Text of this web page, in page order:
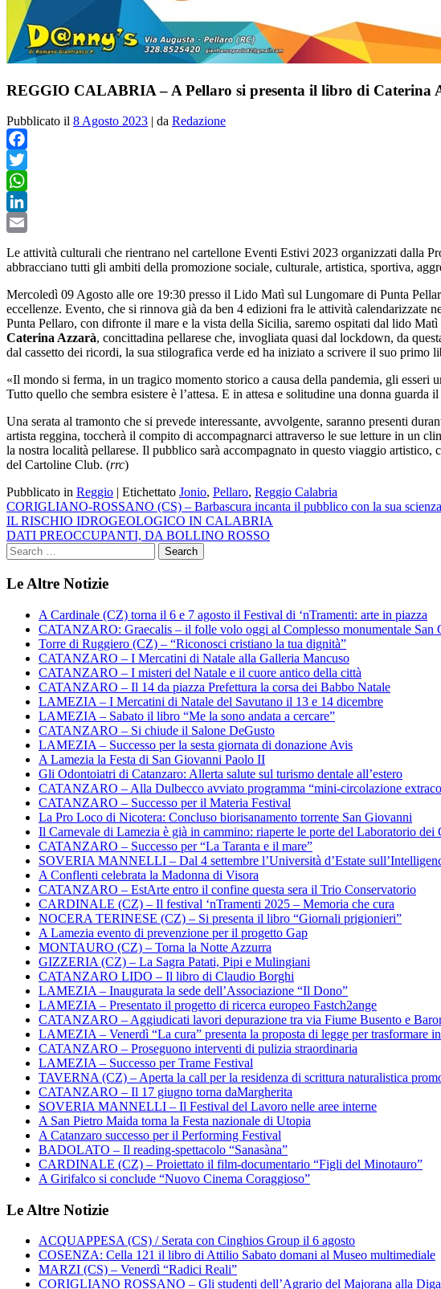
REGGIO CALABRIA – A Pellaro si presenta il libro di Caterina
Pubblicato il 8 Agosto 2023 | da Redazione
Facebook
Twitter
WhatsApp
LinkedIn
Le attività culturali che rientrano nel cartellone Eventi Estivi 2023 organizzati dalla
abbracciano tutti gli ambiti della promozione sociale, culturale, artistica, sportiva,
Mercoledì 09 Agosto alle ore 19:30 presso il Lido Matì sul Lungomare di Punta
eccellenze. Evento, che si rinnova già da ben 4 edizioni fra le attività
Punta Pellaro, con difronte il mare e la vista della Sicilia, saremo ospitati dal lido
Caterina Azzarà, concittadina pellarese che, invogliata quasi dal lockdown, da
dal cassetto dei ricordi, la sua stilografica verde ed ha iniziato a scrivere il suo primo
«Il mondo si ferma, in un tragico momento storico a causa della pandemia, gli esseri
Tutto quello che sembra esistere è l’attesa. E in attesa e solitudine una donna guarda
Una serata al tramonto che si prevede interessante, avvolgente, saranno presenti
artista reggina, toccherà il compito di accompagnarci attraverso le sue letture in un
la nostra località pellarese. Il pubblico sarà accompagnato in questo viaggio
del Cartoline Club. (rrc)
Pubblicato in Reggio | Etichettato Jonio, Pellaro, Reggio Calabria
Navigazione
articoli
CORIGLIANO-ROSSANO (CS) – Barbascura incanta il pubblico con la sua
IL RISCHIO IDROGEOLOGICO IN CALABRIA
DATI PREOCCUPANTI, DA BOLLINO ROSSO
Le Altre Notizie
A Cardinale (CZ) torna il 6 e 7 agosto il Festival di ‘nTramenti: arte in piazza
CATANZARO: Graecalis – il folle volo oggi al Complesso monumentale San
Torre di Ruggiero (CZ) – “Riconosci cristiano la tua dignità”
CATANZARO – I Mercatini di Natale alla Galleria Mancuso
CATANZARO – I misteri del Natale e il cuore antico della città
CATANZARO – Il 14 da piazza Prefettura la corsa dei Babbo Natale
LAMEZIA – I Mercatini di Natale del Savutano il 13 e 14 dicembre
LAMEZIA – Sabato il libro “Me la sono andata a cercare”
CATANZARO – Si chiude il Salone DeGusto
LAMEZIA – Successo per la sesta giornata di donazione Avis
A Lamezia la Festa di San Giovanni Paolo II
Gli Odontoiatri di Catanzaro: Allerta salute sul turismo dentale all’estero
CATANZARO – Alla Dulbecco avviato programma “mini-circolazione
CATANZARO – Successo per il Materia Festival
La Pro Loco di Nicotera: Concluso biorisanamento torrente San Giovanni
Il Carnevale di Lamezia è già in cammino: riaperte le porte del Laboratorio dei
CATANZARO – Successo per “La Taranta e il mare”
SOVERIA MANNELLI – Dal 4 settembre l’Università d’Estate
A Conflenti celebrata la Madonna di Visora
CATANZARO – EstArte entro il confine questa sera il Trio Conservatorio
CARDINALE (CZ) – Il festival ‘nTramenti 2025 – Memoria che cura
NOCERA TERINESE (CZ) – Si presenta il libro “Giornali prigionieri”
A Lamezia evento di prevenzione per il progetto Gap
MONTAURO (CZ) – Torna la Notte Azzurra
GIZZERIA (CZ) – La Sagra Patati, Pipi e Mulingiani
CATANZARO LIDO – Il libro di Claudio Borghi
LAMEZIA – Inaugurata la sede dell’Associazione “Il Dono”
LAMEZIA – Presentato il progetto di ricerca europeo Fastch2ange
CATANZARO – Aggiudicati lavori depurazione tra via Fiume Busento e
LAMEZIA – Venerdì “La cura” presenta la proposta di legge per trasformare
CATANZARO – Proseguono interventi di pulizia straordinaria
LAMEZIA – Successo per Trame Festival
TAVERNA (CZ) – Aperta la call per la residenza di scrittura naturalistica
CATANZARO – Il 17 giugno torna daMargherita
SOVERIA MANNELLI – Il Festival del Lavoro nelle aree interne
A San Pietro Maida torna la Festa nazionale di Utopia
A Catanzaro successo per il Performing Festival
BADOLATO – Il reading-spettacolo “Sanasàna”
CARDINALE (CZ) – Proiettato il film-documentario “Figli del Minotauro”
A Girifalco si conclude “Nuovo Cinema Coraggioso”
Le Altre Notizie
ACQUAPPESA (CS) / Serata con Cinghios Group il 6 agosto
COSENZA: Cella 121 il libro di Attilio Sabato domani al Museo multimediale
MARZI (CS) – Venerdì “Radici Reali”
CORIGLIANO ROSSANO – Gli studenti dell’Agrario del Majorana alla